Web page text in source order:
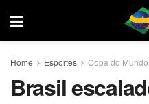
Home Esportes Copa do
Brasil